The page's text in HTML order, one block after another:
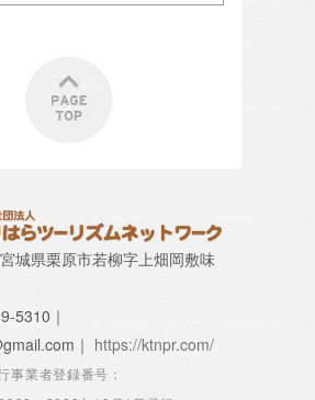
城県栗原市若柳字上畑岡敷味
5310｜
｜ https://ktnpr.com/
事業者登録番号：